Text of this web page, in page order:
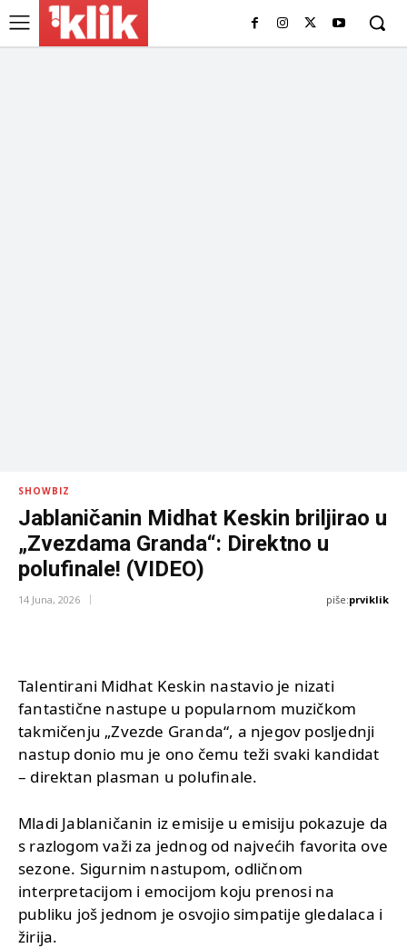
SHOWBIZ
Jablaničanin Midhat Keskin briljirao u
„Zvezdama Granda“: Direktno u
polufinale! (VIDEO)
14 Juna, 2026 piše:prviklik
Talentirani Midhat Keskin nastavio je nizati
fantastične nastupe u popularnom muzičkom
takmičenju „Zvezde Granda“, a njegov posljednji
nastup donio mu je ono čemu teži svaki kandidat
– direktan plasman u polufinale.
Mladi Jablaničanin iz emisije u emisiju pokazuje da
s razlogom važi za jednog od najvećih favorita ove
sezone. Sigurnim nastupom, odličnom
interpretacijom i emocijom koju prenosi na
publiku još jednom je osvojio simpatije gledalaca i
žirija.